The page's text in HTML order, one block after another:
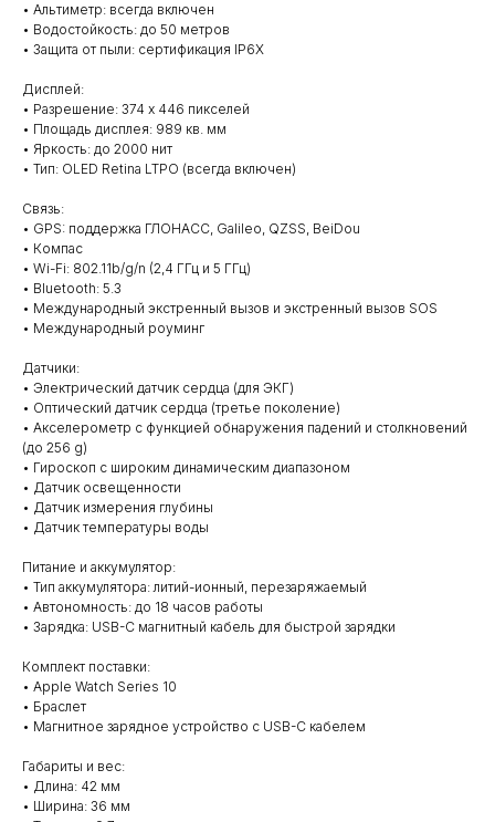
• Альтиметр: всегда включен
• Водостойкость: до 50 метров
• Защита от пыли: сертификация IP6X
Дисплей:
• Разрешение: 374 x 446 пикселей
• Площадь дисплея: 989 кв. мм
• Яркость: до 2000 нит
• Тип: OLED Retina LTPO (всегда включен)
Связь:
• GPS: поддержка ГЛОНАСС, Galileo, QZSS, BeiDou
• Компас
• Wi-Fi: 802.11b/g/n (2,4 ГГц и 5 ГГц)
• Bluetooth: 5.3
• Международный экстренный вызов и экстренный вызов SOS
• Международный роуминг
Датчики:
• Электрический датчик сердца (для ЭКГ)
• Оптический датчик сердца (третье поколение)
• Акселерометр с функцией обнаружения падений и столкновений
(до 256 g)
• Гироскоп с широким динамическим диапазоном
• Датчик освещенности
• Датчик измерения глубины
• Датчик температуры воды
Питание и аккумулятор:
• Тип аккумулятора: литий-ионный, перезаряжаемый
• Автономность: до 18 часов работы
• Зарядка: USB-C магнитный кабель для быстрой зарядки
Комплект поставки:
• Apple Watch Series 10
• Браслет
• Магнитное зарядное устройство с USB-C кабелем
Габариты и вес:
• Длина: 42 мм
• Ширина: 36 мм